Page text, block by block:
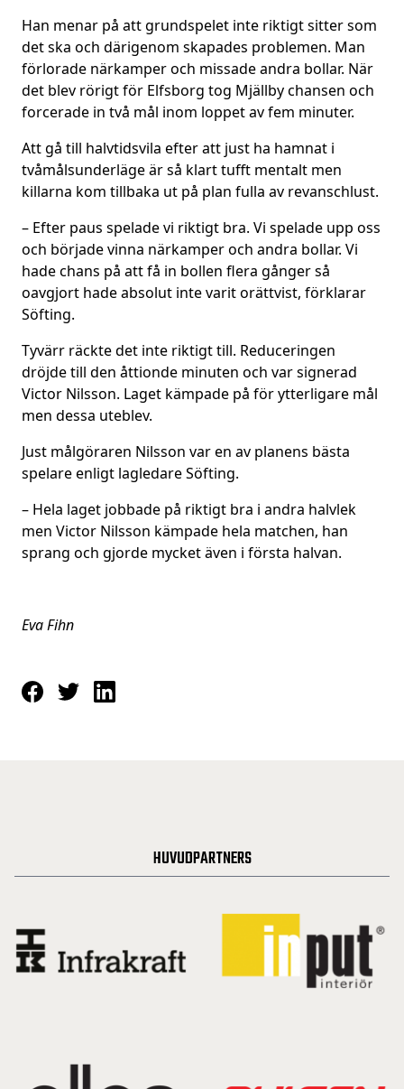
Han menar på att grundspelet inte riktigt sitter som
det ska och därigenom skapades problemen. Man
förlorade närkamper och missade andra bollar. När
det blev rörigt för Elfsborg tog Mjällby chansen och
forcerade in två mål inom loppet av fem minuter.
Att gå till halvtidsvila efter att just ha hamnat i
tvåmålsunderläge är så klart tufft mentalt men
killarna kom tillbaka ut på plan fulla av revanschlust.
– Efter paus spelade vi riktigt bra. Vi spelade upp oss
och började vinna närkamper och andra bollar. Vi
hade chans på att få in bollen flera gånger så
oavgjort hade absolut inte varit orättvist, förklarar
Söfting.
Tyvärr räckte det inte riktigt till. Reduceringen
dröjde till den åttionde minuten och var signerad
Victor Nilsson. Laget kämpade på för ytterligare mål
men dessa uteblev.
Just målgöraren Nilsson var en av planens bästa
spelare enligt lagledare Söfting.
– Hela laget jobbade på riktigt bra i andra halvlek
men Victor Nilsson kämpade hela matchen, han
sprang och gjorde mycket även i första halvan.
Eva Fihn
HUVUDPARTNERS